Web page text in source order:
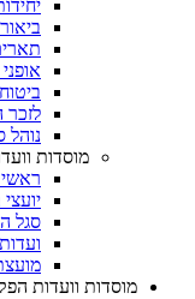
לזכר
נוהל
מוסדות
ראשי
סגל
ועדות
מוסדות וועדות